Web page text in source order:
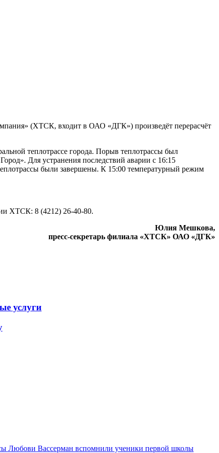
(ХТСК, входит в ОАО «ДГК») произведёт перерасчёт
теплотрассе города. Порыв теплотрассы был
Для устранения последствий аварии с 16:15
были завершены. К 15:00 температурный режим
ХТСК: 8 (4212) 26-40-80.
Юлия Мешкова,
пресс-секретарь филиала «ХТСК» ОАО «ДГК»
услуги
Любови Вассерман вспомнили ученики первой школы